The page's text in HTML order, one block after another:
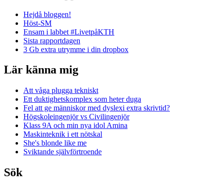
Hejdå bloggen!
Höst-SM
Ensam i labbet #LivetpåKTH
Sista rapportdagen
3 Gb extra utrymme i din dropbox
Lär känna mig
Att våga plugga tekniskt
Ett duktighetskomplex som heter duga
Fel att ge människor med dyslexi extra skrivtid?
Högskoleingenjör vs Civilingenjör
Klass 9A och min nya idol Amina
Maskinteknik i ett nötskal
She's blonde like me
Sviktande självförtroende
Sök